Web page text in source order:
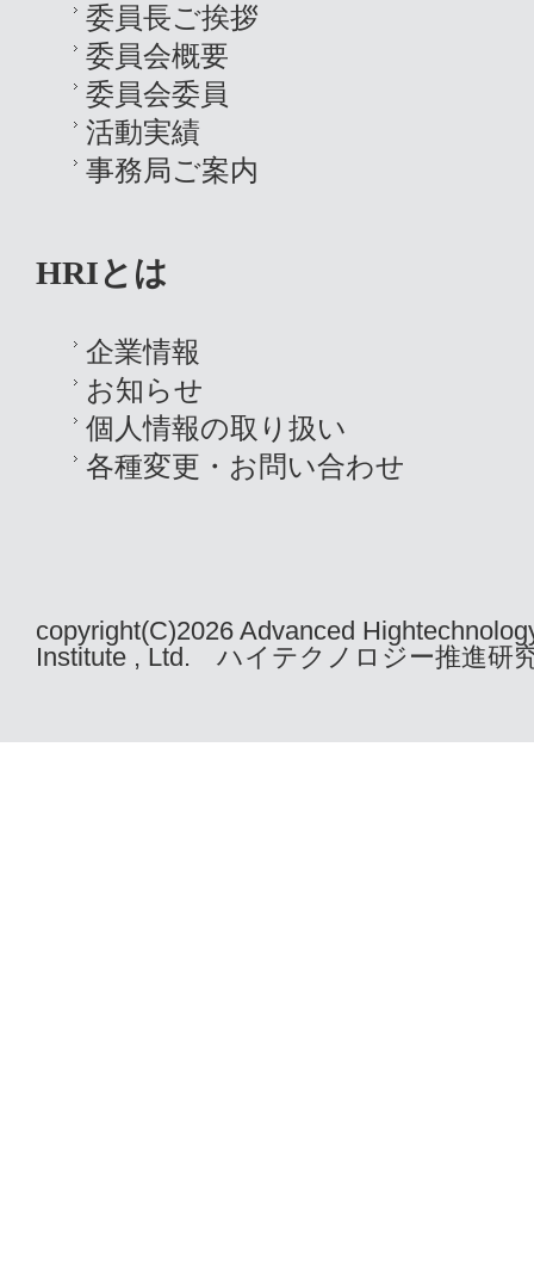
委員長ご挨拶
委員会概要
委員会委員
活動実績
事務局ご案内
HRIとは
企業情報
お知らせ
個人情報の取り扱い
各種変更・お問い合わせ
copyright(C)2026 Advanced
Institute , Ltd. ハイテクノロジー推進研